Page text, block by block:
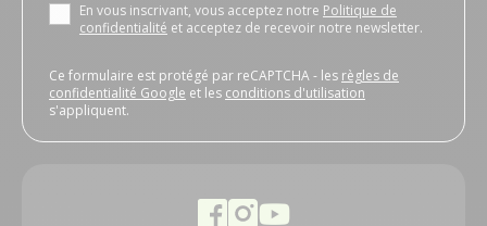
En vous inscrivant, vous acceptez notre Politique de
confidentialité et acceptez de recevoir notre newsletter.
Ce formulaire est protégé par reCAPTCHA - les règles de
confidentialité Google et les conditions d'utilisation
s'appliquent.